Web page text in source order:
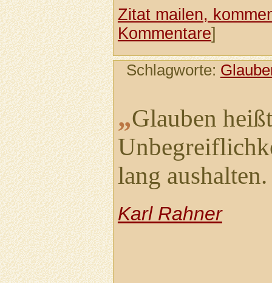
Zitat mailen,
Kommentare]
Schlagworte:
„Glauben
lang
Karl Rahner